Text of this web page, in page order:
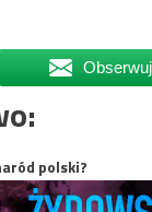
polski?